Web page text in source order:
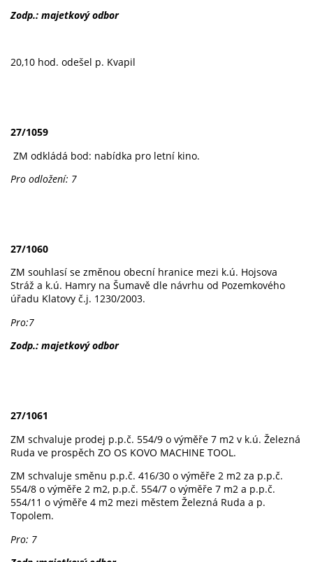
Zodp.: majetkový odbor
20,10 hod. odešel p. Kvapil
27/1059
ZM odkládá bod: nabídka pro letní kino.
Pro odložení: 7
27/1060
ZM souhlasí se změnou obecní hranice mezi k.ú. Hojsova
Stráž a k.ú. Hamry na Šumavě dle návrhu od Pozemkového
úřadu Klatovy č.j. 1230/2003.
Pro:7
Zodp.: majetkový odbor
27/1061
ZM schvaluje prodej p.p.č. 554/9 o výměře 7 m2 v k.ú. Železná
Ruda ve prospěch ZO OS KOVO MACHINE TOOL.
ZM schvaluje směnu p.p.č. 416/30 o výměře 2 m2 za p.p.č.
554/8 o výměře 2 m2, p.p.č. 554/7 o výměře 7 m2 a p.p.č.
554/11 o výměře 4 m2 mezi městem Železná Ruda a p.
Topolem.
Pro: 7